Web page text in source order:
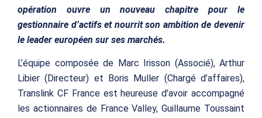
opération ouvre un nouveau chapitre pour le
gestionnaire d’actifs et nourrit son ambition de devenir
le leader européen sur ses marchés.
L’équipe composée de Marc Irisson (Associé), Arthur
Libier (Directeur) et Boris Muller (Chargé d’affaires),
Translink CF France est heureuse d’avoir accompagné
les actionnaires de France Valley, Guillaume Toussaint